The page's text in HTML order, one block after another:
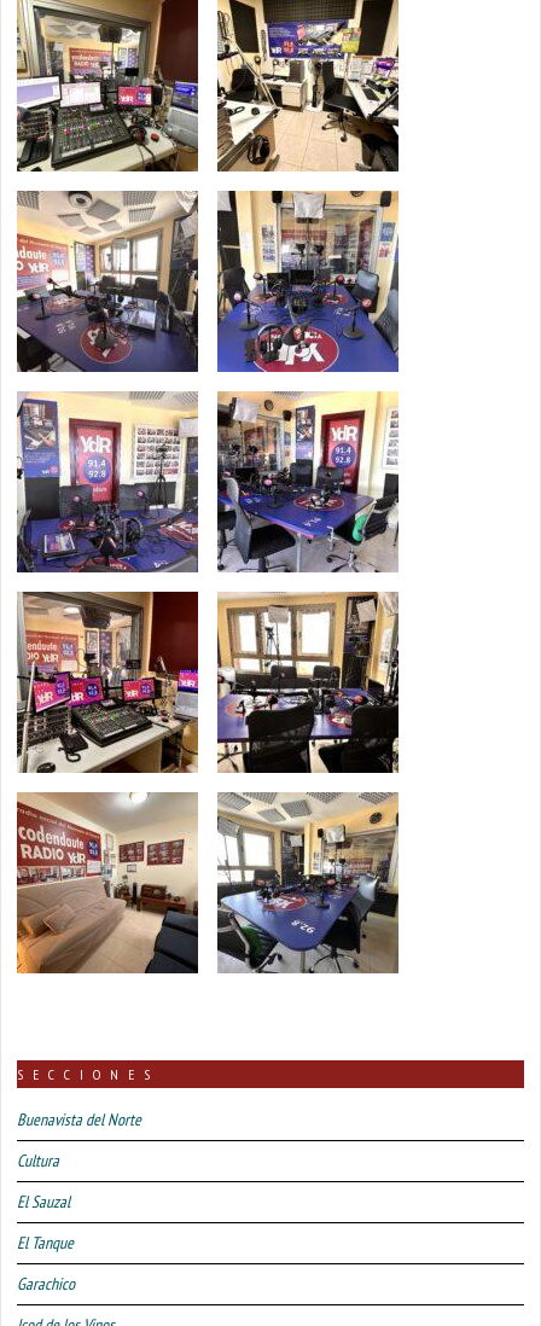
SECCIONES
Buenavista del Norte
Cultura
El Sauzal
El Tanque
Garachico